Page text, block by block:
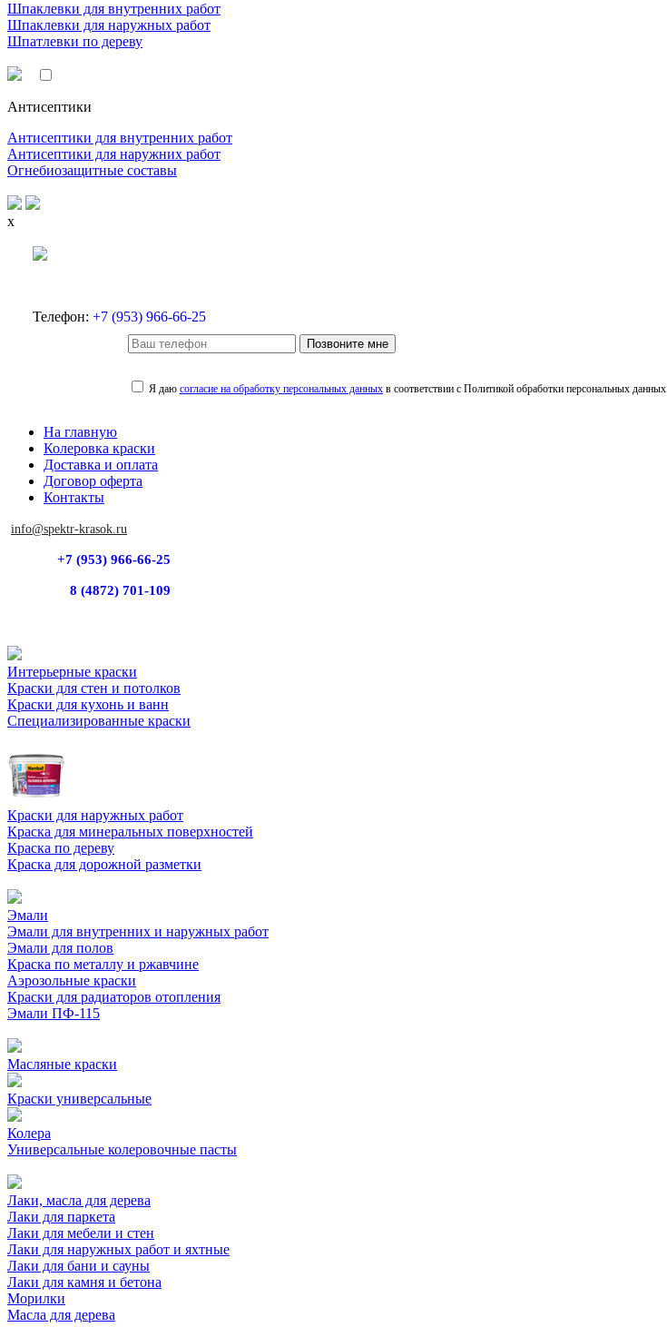
Шпаклевки для внутренних работ
Шпаклевки для наружных работ
Шпатлевки по дереву
Антисептики
Антисептики для внутренних работ
Антисептики для наружних работ
Огнебиозащитные составы
x
Телефон: +7 (953) 966-66-25
Позвоните мне
Я даю согласие на обработку персональных данныхв соответствии с Политикой обработки персональных данных
На главную
Колеровка краски
Доставка и оплата
Договор оферта
Контакты
info@spektr-krasok.ru
+7 (953) 966-66-25
8 (4872) 701-109
Интерьерные краски
Краски для стен и потолков
Краски для кухонь и ванн
Специализированные краски
Краски для наружных работ
Краска для минеральных поверхностей
Краска по дереву
Краска для дорожной разметки
Эмали
Эмали для внутренних и наружных работ
Эмали для полов
Краска по металлу и ржавчине
Аэрозольные краски
Краски для радиаторов отопления
Эмали ПФ-115
Масляные краски
Краски универсальные
Колера
Универсальные колеровочные пасты
Лаки, масла для дерева
Лаки для паркета
Лаки для мебели и стен
Лаки для наружных работ и яхтные
Лаки для бани и сауны
Лаки для камня и бетона
Морилки
Масла для дерева